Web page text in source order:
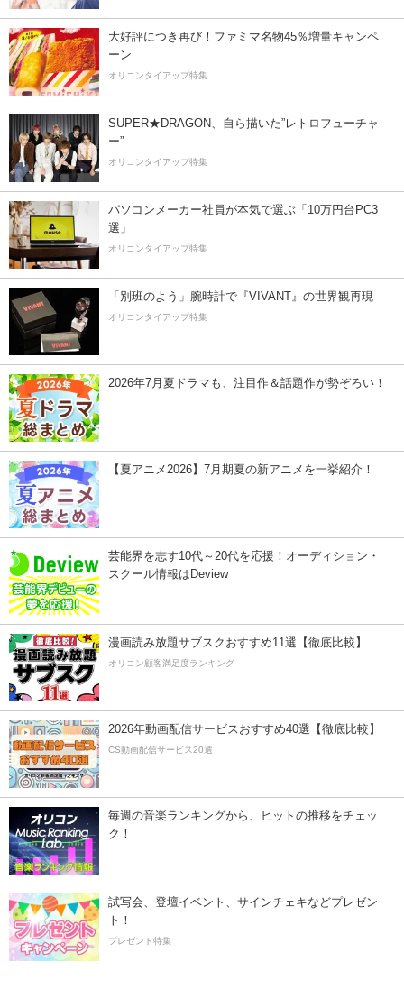
大好評につき再び！ファミマ名物45％増量キャンペ
ーン
オリコンタイアップ特集
SUPER★DRAGON、自ら描いた”レトロフューチャ
ー”
オリコンタイアップ特集
パソコンメーカー社員が本気で選ぶ「10万円台PC3
選」
オリコンタイアップ特集
「別班のよう」腕時計で『VIVANT』の世界観再現
オリコンタイアップ特集
2026年7月夏ドラマも、注目作＆話題作が勢ぞろい！
【夏アニメ2026】7月期夏の新アニメを一挙紹介！
芸能界を志す10代～20代を応援！オーディション・
スクール情報はDeview
漫画読み放題サブスクおすすめ11選【徹底比較】
オリコン顧客満足度ランキング
2026年動画配信サービスおすすめ40選【徹底比較】
CS動画配信サービス20選
毎週の音楽ランキングから、ヒットの推移をチェッ
ク！
試写会、登壇イベント、サインチェキなどプレゼン
ト！
プレゼント特集